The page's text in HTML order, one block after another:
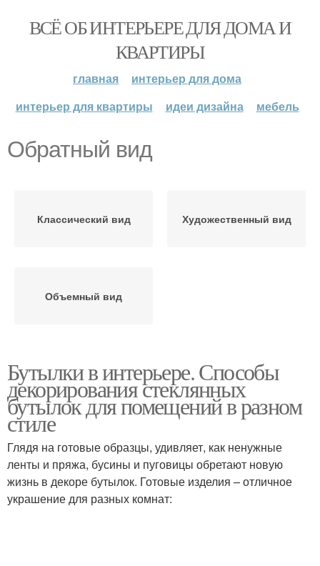
ВСЁ ОБ ИНТЕРЬЕРЕ ДЛЯ ДОМА И
КВАРТИРЫ
главная
интерьер для дома
интерьер для квартиры
идеи дизайна мебель
Обратный вид
Классический вид Художественный вид
Объемный вид
Бутылки в интерьере. Способы
декорирования стеклянных
бутылок для помещений в разном
стиле
Глядя на готовые образцы, удивляет, как ненужные
ленты и пряжа, бусины и пуговицы обретают новую
жизнь в декоре бутылок. Готовые изделия – отличное
украшение для разных комнат: